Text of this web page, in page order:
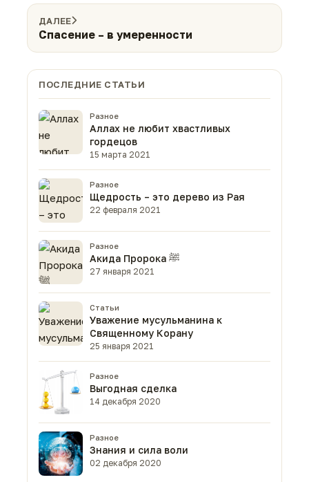
ДАЛЕЕ
Спасение – в умеренности
ПОСЛЕДНИЕ СТАТЬИ
Разное
Аллах не любит хвастливых
гордецов
15 марта 2021
Разное
Щедрость – это дерево из Рая
22 февраля 2021
Разное
Акида Пророка ﷺ
27 января 2021
Статьи
Уважение мусульманина к
Священному Корану
25 января 2021
Разное
Выгодная сделка
14 декабря 2020
Разное
Знания и сила воли
02 декабря 2020